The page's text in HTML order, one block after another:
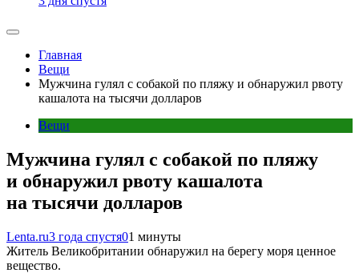
Главная
Вещи
Мужчина гулял с собакой по пляжу и обнаружил рвоту
кашалота на тысячи долларов
Вещи
Мужчина гулял с собакой по пляжу
и обнаружил рвоту кашалота
на тысячи долларов
Lenta.ru3 года спустя01 минуты
Житель Великобритании обнаружил на берегу моря ценное
вещество.